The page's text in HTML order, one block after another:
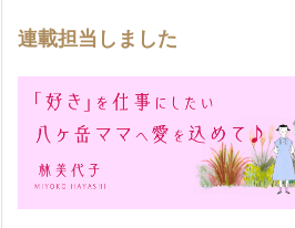
連載担当しました